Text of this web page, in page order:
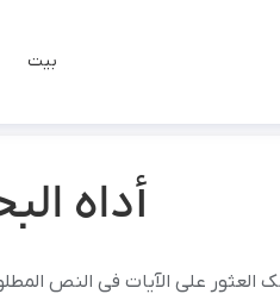
بیت
أداه
على الآیات فی النص